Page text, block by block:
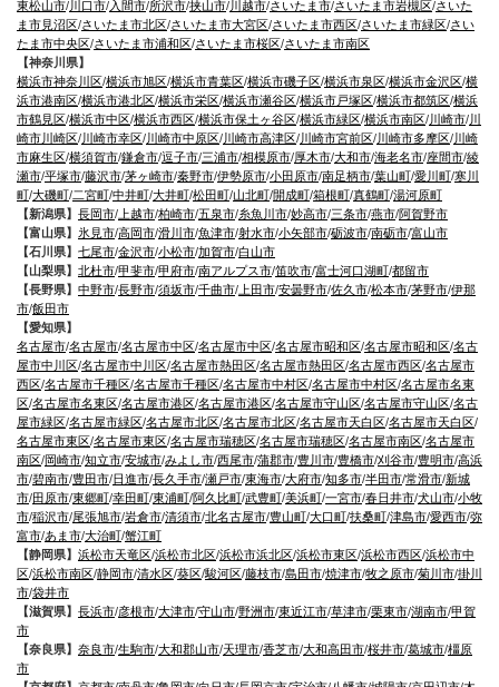
東松山市/川口市/入間市/所沢市/挟山市/川越市/さいたま市/さいたま市岩槻区/さいた
ま市見沼区/さいたま市北区/さいたま市大宮区/さいたま市西区/さいたま市緑区/さい
たま市中央区/さいたま市浦和区/さいたま市桜区/さいたま市南区
【神奈川県】
横浜市神奈川区/横浜市旭区/横浜市青葉区/横浜市磯子区/横浜市泉区/横浜市金沢区/横
浜市港南区/横浜市港北区/横浜市栄区/横浜市瀬谷区/横浜市戸塚区/横浜市都筑区/横浜
市鶴見区/横浜市中区/横浜市西区/横浜市保土ヶ谷区/横浜市緑区/横浜市南区/川崎市/川
崎市川崎区/川崎市幸区/川崎市中原区/川崎市高津区/川崎市宮前区/川崎市多摩区/川崎
市麻生区/横須賀市/鎌倉市/逗子市/三浦市/相模原市/厚木市/大和市/海老名市/座間市/綾
瀬市/平塚市/藤沢市/茅ヶ崎市/秦野市/伊勢原市/小田原市/南足柄市/葉山町/愛川町/寒川
町/大磯町/二宮町/中井町/大井町/松田町/山北町/開成町/箱根町/真鶴町/湯河原町
【新潟県】 長岡市/ 上越市/柏崎市/五泉市/糸魚川市/妙高市/三条市/燕市/阿賀野市
【富山県】 氷見市/高岡市/滑川市/魚津市/射水市/小矢部市/砺波市/南砺市/富山市
【石川県】 七尾市/金沢市/小松市/加賀市/白山市
【山梨県】 北杜市/甲斐市/甲府市/南アルプス市/笛吹市/富士河口湖町/都留市
【長野県】 中野市/長野市/須坂市/千曲市/ 上田市/安曇野市/佐久市/松本市/茅野市/伊那
市/飯田市
【愛知県】
名古屋市/名古屋市/名古屋市中区/名古屋市中区/名古屋市昭和区/名古屋市昭和区/名古
屋市中川区/名古屋市中川区/名古屋市熱田区/名古屋市熱田区/名古屋市西区/名古屋市
西区/名古屋市千種区/名古屋市千種区/名古屋市中村区/名古屋市中村区/名古屋市名東
区/名古屋市名東区/名古屋市港区/名古屋市港区/名古屋市守山区/名古屋市守山区/名古
屋市緑区/名古屋市緑区/名古屋市北区/名古屋市北区/名古屋市天白区/名古屋市天白区/
名古屋市東区/名古屋市東区/名古屋市瑞穂区/名古屋市瑞穂区/名古屋市南区/名古屋市
南区/岡崎市/知立市/安城市/みよし市/西尾市/蒲郡市/豊川市/豊橋市/刈谷市/豊明市/高浜
市/碧南市/豊田市/日進市/長久手市/瀬戸市/東海市/大府市/知多市/半田市/常滑市/新城
市/田原市/東郷町/幸田町/東浦町/阿久比町/武豊町/美浜町/一宮市/春日井市/犬山市/小牧
市/稲沢市/尾張旭市/岩倉市/清須市/北名古屋市/豊山町/大口町/扶桑町/津島市/愛西市/弥
富市/あま市/大治町/蟹江町
【静岡県】 浜松市天竜区/浜松市北区/浜松市浜北区/浜松市東区/浜松市西区/浜松市中
区/浜松市南区/静岡市/清水区/葵区/駿河区/藤枝市/島田市/焼津市/牧之原市/菊川市/掛川
市/袋井市
【滋賀県】 長浜市/彦根市/大津市/守山市/野洲市/東近江市/草津市/栗東市/湖南市/甲賀
市
【奈良県】 奈良市/生駒市/大和郡山市/天理市/香芝市/大和高田市/桜井市/葛城市/橿原
市